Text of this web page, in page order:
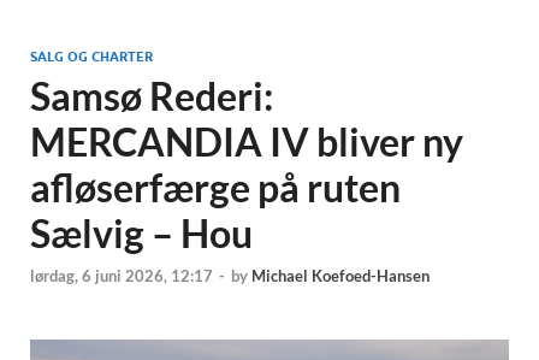
SALG OG CHARTER
Samsø Rederi:
MERCANDIA IV bliver ny
afløserfærge på ruten
Sælvig – Hou
lørdag, 6 juni 2026, 12:17 - by Michael Koefoed-Hansen